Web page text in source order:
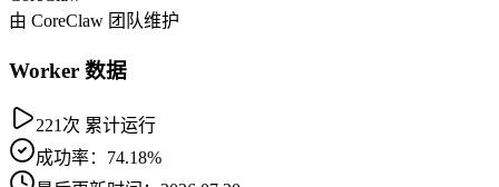
由 CoreClaw 团队维护
Worker 数据
221次 累计运行
成功率：74.18%